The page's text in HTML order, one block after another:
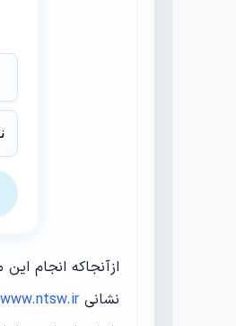
ازآنجاکه انجام
نشانی www.ntsw.ir